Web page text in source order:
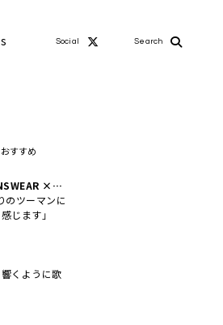
Social Search
すすめ
×
のツーマンに
じます」
響くように歌